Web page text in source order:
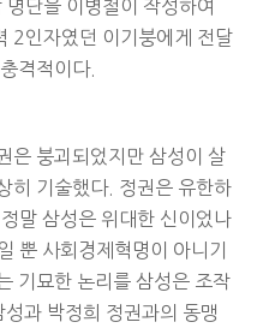
단을 이병철이 작성하여
2인자였던 이기붕에게 전달
격적이다.
은 붕괴되었지만 삼성이 살
히 기술했다. 정권은 유한하
말 삼성은 위대한 신이었나
뿐 사회경제혁명이 아니기
기묘한 논리를 삼성은 조작
과 박정희 정권과의 동맹